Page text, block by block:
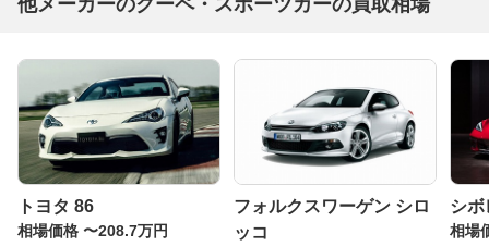
トヨタ 86
相場価格 〜208.7万円
フォルクスワーゲン シロ
ッコ
シボ
相場